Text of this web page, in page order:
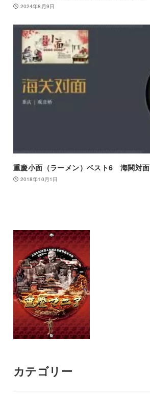
2024年8月9日
重慶小面（ラーメン）ベスト6 海関対面
2018年10月1日
カテゴリー